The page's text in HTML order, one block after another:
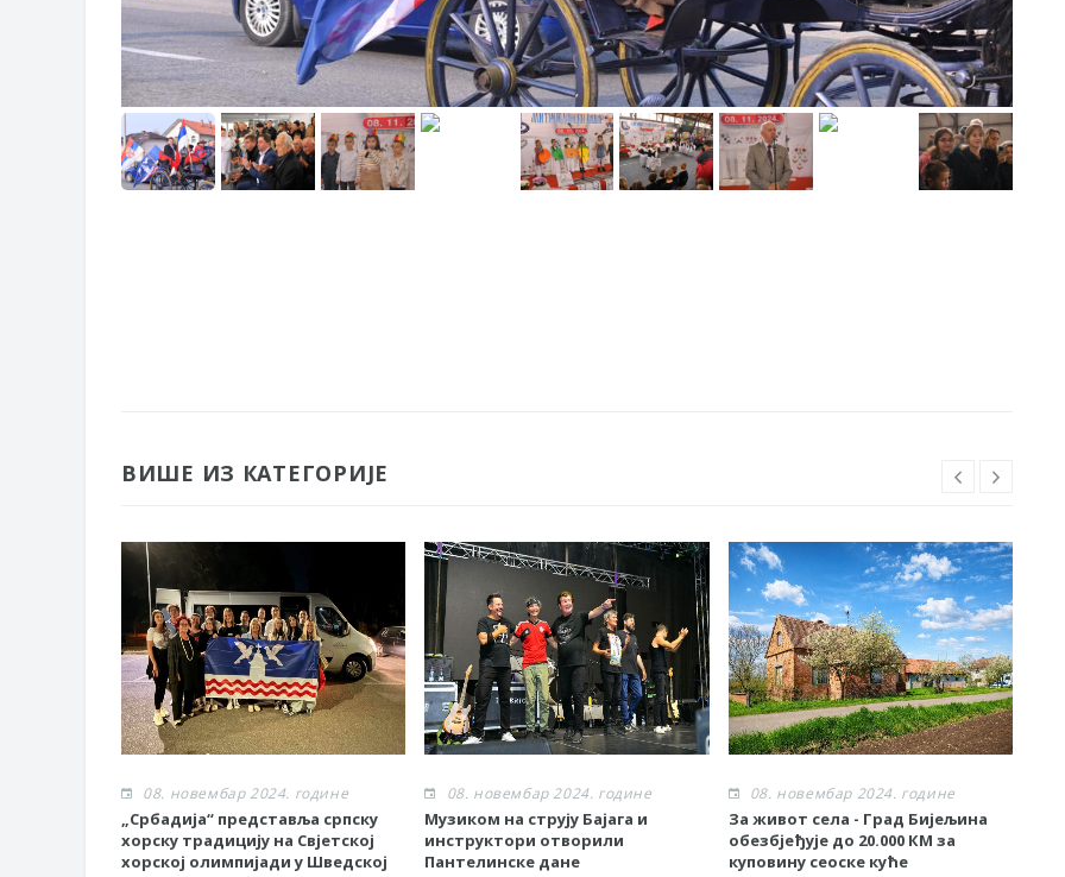
ВИШЕ ИЗ КАТЕГОРИЈЕ
08. новембар 2024. године
„Србадија“ представља српску
хорску традицију на Свјетској
хорској олимпијади у Шведској
08. новембар 2024. године
Музиком на струју Бајага и
инструктори отворили
Пантелинске дане
08. новембар 2024. године
За живот села - Град Бијељина
обезбјеђује до 20.000 КМ за
куповину сеоске куће